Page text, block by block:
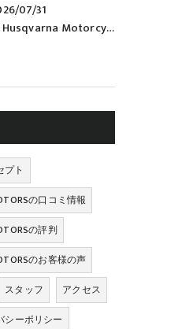
07/31
【💙Husqvarna Motorcycles / NORDEN 901💙】 ご納車おめでとうございます🎉✨
プト
の口コミ情報
の評判
のお客様の声
スタッフ
アクセス
シーポリシー